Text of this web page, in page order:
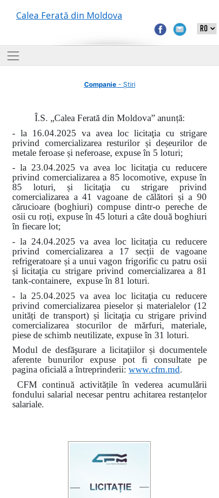
Calea Ferată din Moldova
Companie- Știri
Î.S. „Calea Ferată din Moldova” anunță:
- la 16.04.2025 va avea loc licitaţia cu strigare
privind comercializarea resturilor și deșeurilor de
metale feroase și neferoase, expuse în 5 loturi;
- la 23.04.2025 va avea loc licitaţia cu reducere
privind comercializarea a 85 locomotive, expuse în
85 loturi, și licitaţia cu strigare privind
comercializarea a 41 vagoane de călători și a 90
cărucioare (boghiuri) compuse dintr-o pereche de
osii cu roți, expuse în 45 loturi a câte două boghiuri
în fiecare lot;
- la 24.04.2025 va avea loc licitaţia cu reducere
privind comercializarea a 17 secții de vagoane
refrigeratoare și a unui vagon frigorific cu patru osii
și licitaţia cu strigare privind comercializarea a 81
tank-containere, expuse în 81 loturi.
- la 25.04.2025 va avea loc licitaţia cu reducere
privind comercializarea pieselor și materialelor (12
unități de transport) și licitaţia cu strigare privind
comercializarea stocurilor de mărfuri, materiale,
piese de schimb neutilizate, expuse în 31 loturi.
Modul de desfăşurare a licitaţiilor și documentele
aferente bunurilor expuse pot fi consultate pe
pagina oficială a întreprinderii: www.cfm.md.
CFM continuă activitățile în vederea acumulării
fondului salarial necesar pentru achitarea restanțelor
salariale.